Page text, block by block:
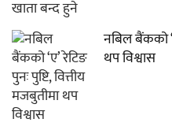
नबिल बैंकको
थप विश्वास